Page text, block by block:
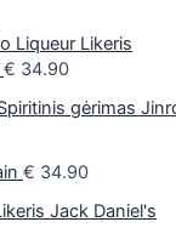
Likeris
€ 34.90
gėrimas
€ 34.90
Jack Daniel's